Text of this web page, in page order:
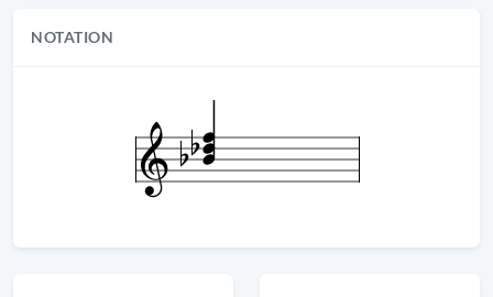
NOTATION